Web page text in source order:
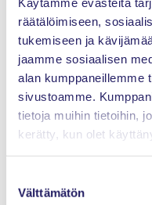
räätälöimiseen,
tukemiseen ja
jaamme sosiaalisen
alan kumppaneillemme
sivustoamme.
tietoja muihin tietoihin,
kerätty, kun olet
valinta
Välttämätön
Anna